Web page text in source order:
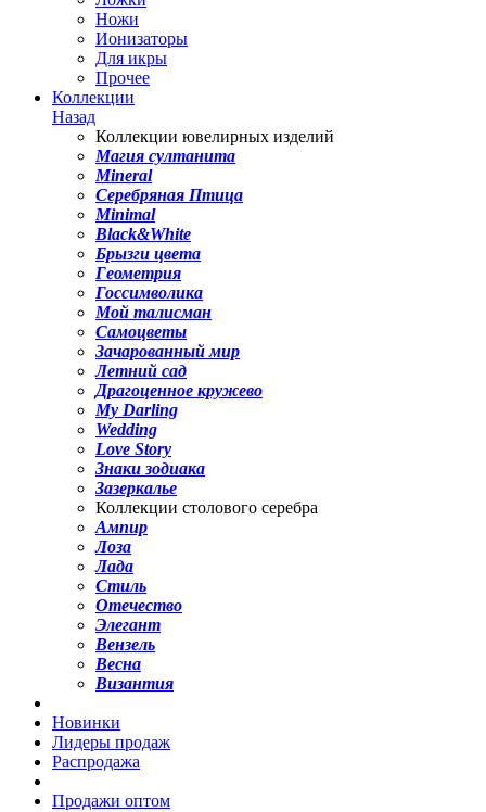
Ножи
Ионизаторы
Для икры
Прочее
Коллекции
Назад
Коллекции ювелирных изделий
Магия султанита
Mineral
Серебряная Птица
Minimal
Black&White
Брызги цвета
Геометрия
Госсимволика
Мой талисман
Самоцветы
Зачарованный мир
Летний сад
Драгоценное кружево
My Darling
Wedding
Love Story
Знаки зодиака
Зазеркалье
Коллекции столового серебра
Ампир
Лоза
Лада
Стиль
Отечество
Элегант
Вензель
Весна
Византия
Новинки
Лидеры продаж
Распродажа
Продажи оптом